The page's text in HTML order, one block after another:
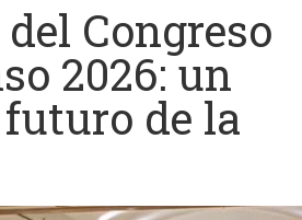
Congreso
2026: un
de la